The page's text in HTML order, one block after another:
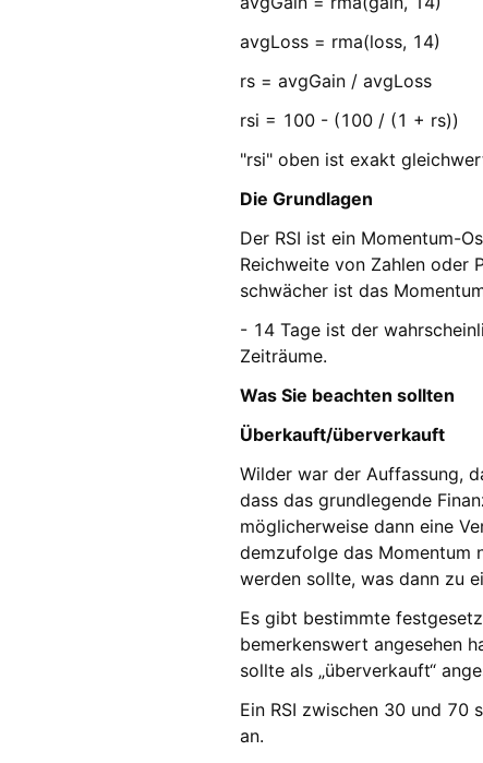
avgLoss = rma(loss, 14)
rs = avgGain / avgLoss
rsi = 100 - (100 / (1 + rs))
"rsi" oben ist exakt
Die Grundlagen
Der RSI ist ein Momentum-
Reichweite von Zahlen oder
schwächer ist das
- 14 Tage ist der
Zeiträume.
Was Sie beachten sollten
Überkauft/überverkauft
Wilder war der Auffassung,
dass das grundlegende
möglicherweise dann eine
demzufolge das Momentum
werden sollte, was dann zu
Es gibt bestimmte
bemerkenswert angesehen
sollte als „überverkauft“
Ein RSI zwischen 30 und 70
an.